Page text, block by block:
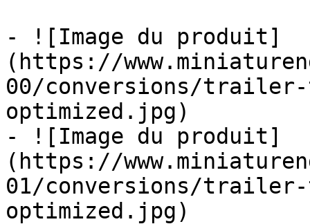
- ![Image du produit]
(https://
00/conversions/
optimized.jpg)
- ![Image du produit]
(https://
01/conversions/
optimized.jpg)